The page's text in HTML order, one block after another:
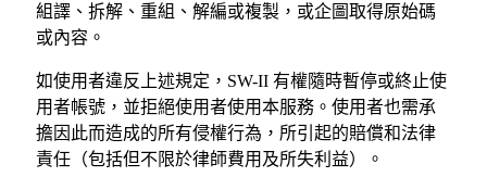
組譯、拆解、重組、解編或複製，或企圖取得原始碼
或內容。
如使用者違反上述規定，SW-II 有權隨時暫停或終止使
用者帳號，並拒絕使用者使用本服務。使用者也需承
擔因此而造成的所有侵權行為，所引起的賠償和法律
責任（包括但不限於律師費用及所失利益）。